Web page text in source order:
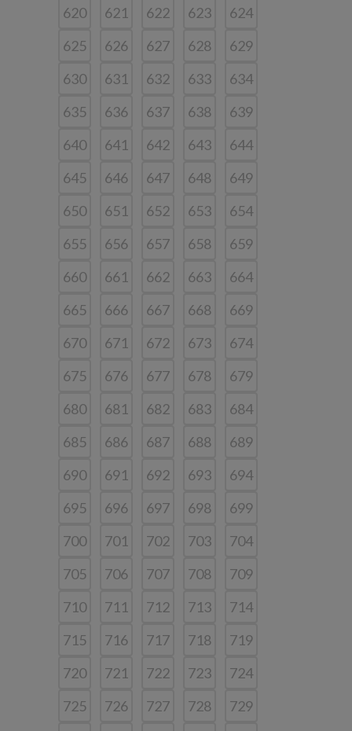
620
621 622 623
624
625
626 627 628
629
630
631 632 633
634
635
636 637 638
639
640
641 642 643
644
645
646 647 648
649
650
651 652 653
654
655
656 657 658
659
660
661 662 663
664
665
666 667 668
669
670
671 672 673
674
675
676 677 678
679
680
681 682 683
684
685
686 687 688
689
690
691 692 693
694
695
696 697 698
699
700
701 702 703
704
705
706 707 708
709
710
711 712 713
714
715
716 717 718
719
720
721 722 723
724
725
726 727 728
729